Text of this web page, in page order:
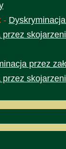
-
przez
przez
przez